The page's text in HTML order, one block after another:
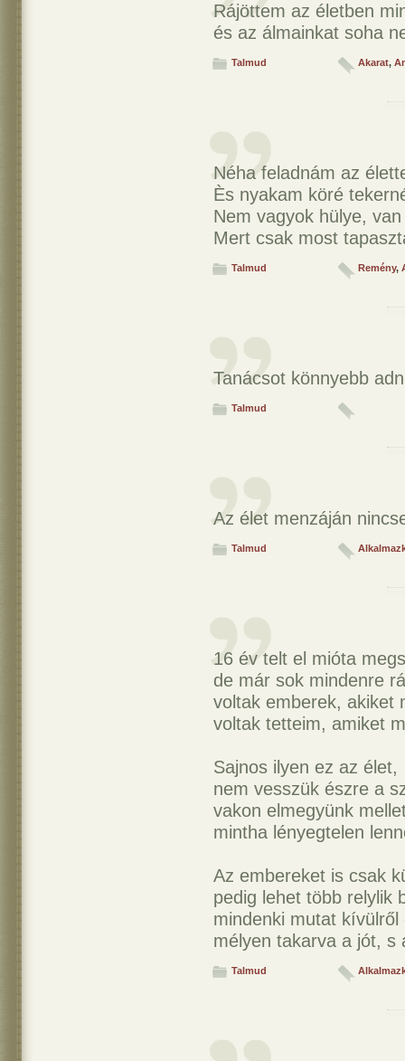
Rájöttem az életben
és az álmainkat soha
Talmud Akarat,
Néha feladnám az
Ès nyakam köré
Nem vagyok hülye,
Mert csak most
Talmud Remény,
Tanácsot könnyebb
Talmud
Az élet menzáján
Talmud
16 év telt el mióta
de már sok mindenre
voltak emberek, akiket
voltak tetteim, amiket
Sajnos ilyen ez az élet,
nem vesszük észre a
vakon elmegyünk
mintha lényegtelen
Az embereket is csak
pedig lehet több relylik
mindenki mutat kívülről
mélyen takarva a jót, s
Talmud